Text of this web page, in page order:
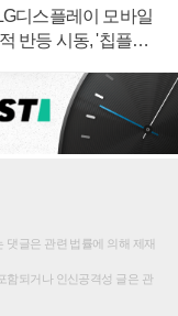
디스플레이 모바일
반등 시동, '칩플레
댓글은 관련 법률에 의해 제재
함되거나 인신공격성 글은 관